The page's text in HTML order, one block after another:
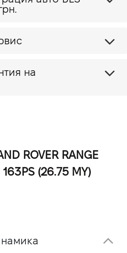
на
ROVER RANGE
163PS (26.75 MY)